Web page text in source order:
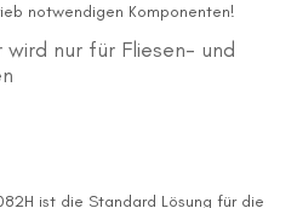
notwendigen Komponenten!
nur für Fliesen- und
ist die Standard Lösung für die